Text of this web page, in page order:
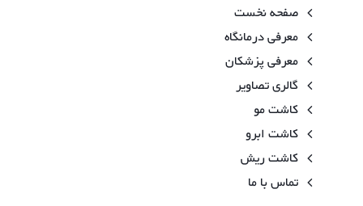
صفحه نخست
معرفی درمانگاه
معرفی پزشکان
گالری تصاویر
کاشت مو
کاشت ابرو
کاشت ریش
تماس با ما